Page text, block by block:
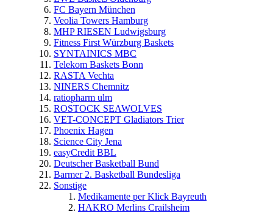
FC Bayern München
Veolia Towers Hamburg
MHP RIESEN Ludwigsburg
Fitness First Würzburg Baskets
SYNTAINICS MBC
Telekom Baskets Bonn
RASTA Vechta
NINERS Chemnitz
ratiopharm ulm
ROSTOCK SEAWOLVES
VET-CONCEPT Gladiators Trier
Phoenix Hagen
Science City Jena
easyCredit BBL
Deutscher Basketball Bund
Barmer 2. Basketball Bundesliga
Sonstige
Medikamente per Klick Bayreuth
HAKRO Merlins Crailsheim